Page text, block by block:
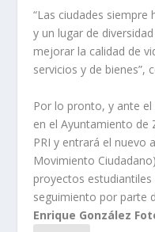
“Las ciudades
y un lugar de
mejorar la calidad de
servicios y de bienes”,
Por lo pronto, y ante
en el Ayuntamiento de
PRI y entrará el nuevo
Movimiento
proyectos
seguimiento por parte
Enrique González